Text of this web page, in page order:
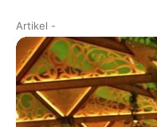
Artikel -